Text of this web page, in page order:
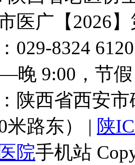
医广【2026
029-8324
晚 9:00，节
陕西省西安
米路东） | 陕
院手机站